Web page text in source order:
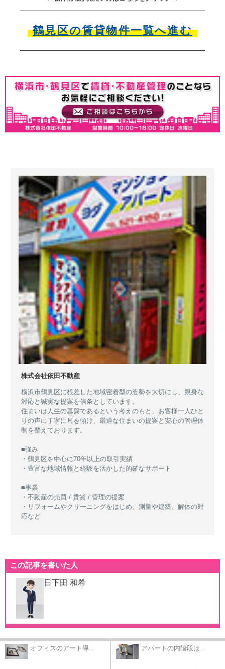
鶴見区の賃貸物件一覧へ進む
株式会社依田不動産
横浜市鶴見区に根差した地域密着型の姿勢を大切にし、親身な
対応と誠実な提案を信条としています。
住まいは人生の基盤であるという考えのもと、お客様一人ひと
りの声に丁寧に耳を傾け、最適な住まいの提案と安心の管理体
制を整えております。
■強み
・鶴見区を中心に70年以上の取引実績
・豊富な地域情報と経験を活かした的確なサポート
■事業
・不動産の売買 / 賃貸 / 管理の提案
・リフォームやクリーニングをはじめ、測量や建築、解体の対
応など
この記事を書いた人
日下田 和希
オフィスのアート導... アパートの内階段は...